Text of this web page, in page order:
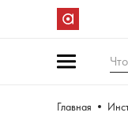
Главная